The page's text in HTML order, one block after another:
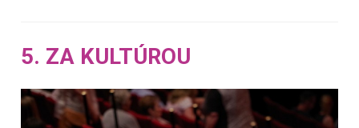
5. ZA KULTÚROU